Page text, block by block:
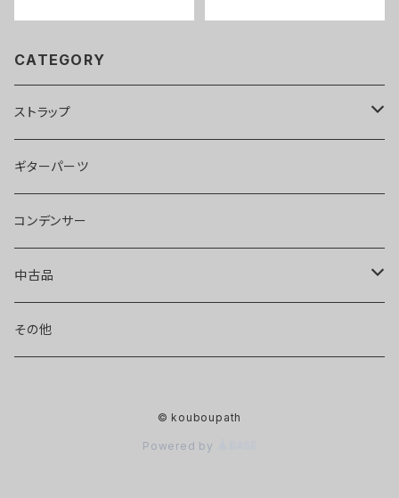
CATEGORY
ストラップ
llama40
pony40
hobbit40
ギターパーツ
コンデンサー
中古品
エフェクター
その他
© kouboupath
Powered by